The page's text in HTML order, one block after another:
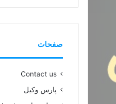
صفحات
Contact us
پارس وکیل